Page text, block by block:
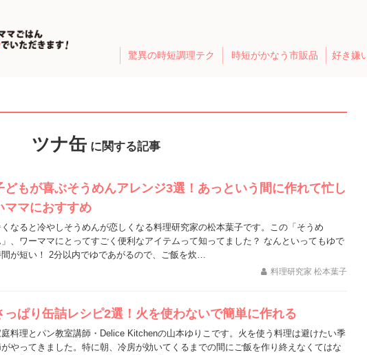
驚異の時短調理テク 時短がかなう市販品 好き嫌
ツナ缶 に関する記事
どもが喜ぶそうめんアレンジ3選！あっという間に作れて忙し
ママにおすすめ
なると冷やしそうめんが恋しくなる料理研究家の松本葉子です。この「そうめ
」、ワーママにとってすごく便利なアイテムって知ってました？ なんといってもゆで
間が短い！ 2分以内でゆであがるので、ご飯を炊…
料理研究家 松本葉子
っぱり缶詰レシピ2選！火を使わないで簡単に作れる
料理とパン教室講師・Delice Kitchenの山本ゆりこです。火を使う料理は避けたい季
やってきました。特に朝、冷房が効いてくるまでの間にご飯を作り終えなくてはな